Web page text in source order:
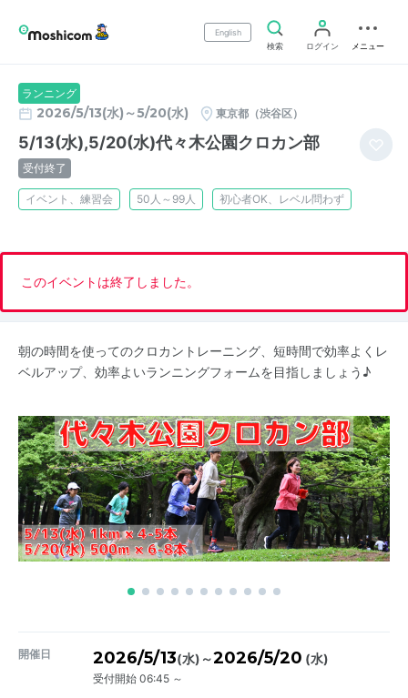
English
検索
ログイン メニュー
ランニング
2026/5/13(水)～5/20(水) 東京都（渋谷区）
5/13(水),5/20(水)代々木公園クロカン部
受付終了
イベント、練習会 50人～99人 初心者OK、レベル問わず
このイベントは終了しました。
朝の時間を使ってのクロカントレーニング、短時間で効率よくレ
ベルアップ、効率よいランニングフォームを目指しましょう♪
開催日 2026/5/13(水) ～2026/5/20 (水)
受付開始 06:45 ～